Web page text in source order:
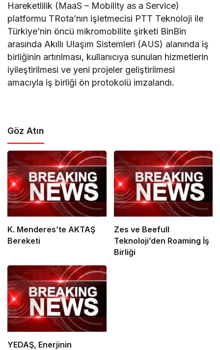
Hareketlilik (MaaS – Mobility as a Service)
platformu TRota’nın işletmecisi PTT Teknoloji ile
Türkiye’nin öncü mikromobilite şirketi BinBin
arasında Akıllı Ulaşım Sistemleri (AUS) alanında iş
birliğinin artırılması, kullanıcıya sunulan hizmetlerin
iyileştirilmesi ve yeni projeler geliştirilmesi
amacıyla iş birliği ön protokolü imzalandı.
Göz Atın
K. Menderes’te AKTAŞ
Bereketi
Zes ve Beefull
Teknoloji’den Roaming İş
Birliği
YEDAŞ, Enerjinin